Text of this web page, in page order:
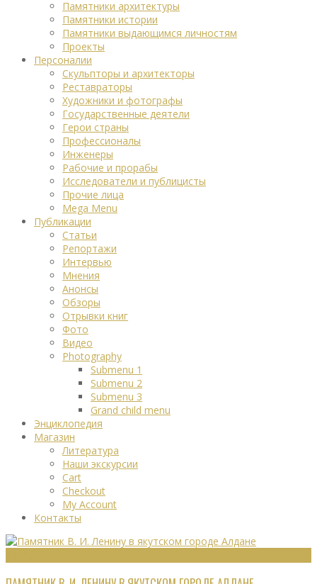
Памятники архитектуры
Памятники истории
Памятники выдающимся личностям
Проекты
Персоналии
Скульпторы и архитекторы
Реставраторы
Художники и фотографы
Государственные деятели
Герои страны
Профессионалы
Инженеры
Рабочие и прорабы
Исследователи и публицисты
Прочие лица
Mega Menu
Публикации
Статьи
Репортажи
Интервью
Мнения
Анонсы
Обзоры
Отрывки книг
Фото
Видео
Photography
Submenu 1
Submenu 2
Submenu 3
Grand child menu
Энциклопедия
Магазин
Литература
Наши экскурсии
Cart
Checkout
My Account
Контакты